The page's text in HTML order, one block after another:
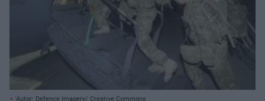
Autor: Defence Imagery/ Creative Commons